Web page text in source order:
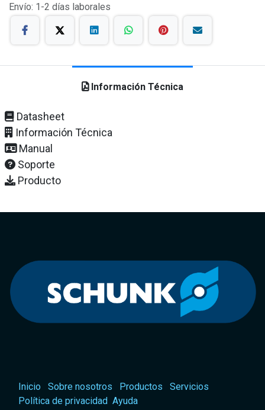
Envío: 1-2 días laborales
Información Técnica
Datasheet
Información Técnica
Manual
Soporte
Producto
Inicio Sobre nosotros Productos
Servicios
Política de privacidad Ayuda